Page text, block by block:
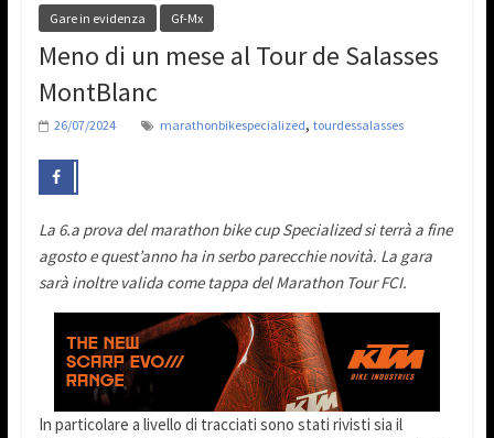
Gare in evidenza Gf-Mx
Meno di un mese al Tour de Salasses
MontBlanc
26/07/2024 marathonbikespecialized, tourdessalasses
La 6.a prova del marathon bike cup Specialized si terrà a fine
agosto e quest’anno ha in serbo parecchie novità. La gara
sarà inoltre valida come tappa del Marathon Tour FCI.
In particolare a livello di tracciati sono stati rivisti sia il